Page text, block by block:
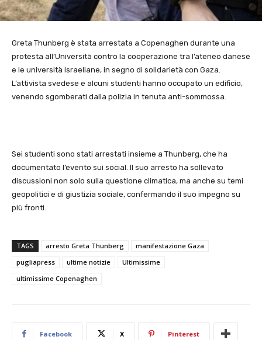
Greta Thunberg è stata arrestata a Copenaghen durante una
protesta all’Università contro la cooperazione tra l’ateneo danese
e le università israeliane, in segno di solidarietà con Gaza.
L’attivista svedese e alcuni studenti hanno occupato un edificio,
venendo sgomberati dalla polizia in tenuta anti-sommossa.
Sei studenti sono stati arrestati insieme a Thunberg, che ha
documentato l’evento sui social. Il suo arresto ha sollevato
discussioni non solo sulla questione climatica, ma anche su temi
geopolitici e di giustizia sociale, confermando il suo impegno su
più fronti.
TAGS arresto Greta Thunberg
manifestazione Gaza
pugliapress
ultime notizie
Ultimissime
ultimissime Copenaghen
Facebook X Pinterest